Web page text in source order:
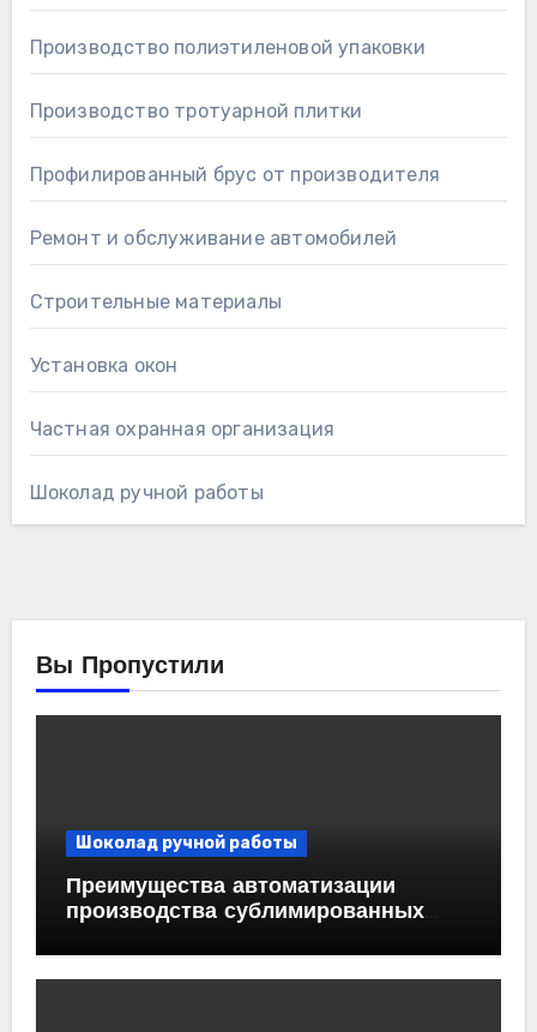
Производство полиэтиленовой упаковки
Производство тротуарной плитки
Профилированный брус от производителя
Ремонт и обслуживание автомобилей
Строительные материалы
Установка окон
Частная охранная организация
Шоколад ручной работы
Вы Пропустили
Шоколад ручной работы
Преимущества автоматизации
производства сублимированных